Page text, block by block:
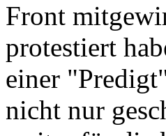
Front
protestiert
einer
nicht nur